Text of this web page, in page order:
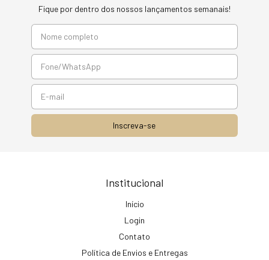
Fique por dentro dos nossos lançamentos semanais!
Institucional
Início
Login
Contato
Política de Envios e Entregas